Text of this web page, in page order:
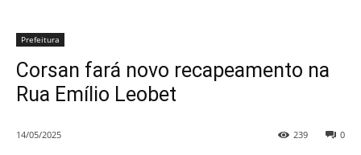
Prefeitura
Corsan fará novo recapeamento na
Rua Emílio Leobet
14/05/2025 0
239